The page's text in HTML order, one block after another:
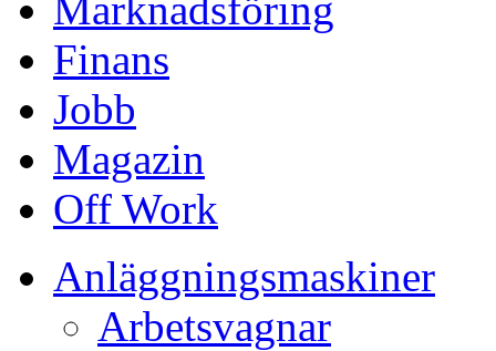
Finans
Jobb
Magazin
Off Work
Anläggningsmaskiner
Arbetsvagnar